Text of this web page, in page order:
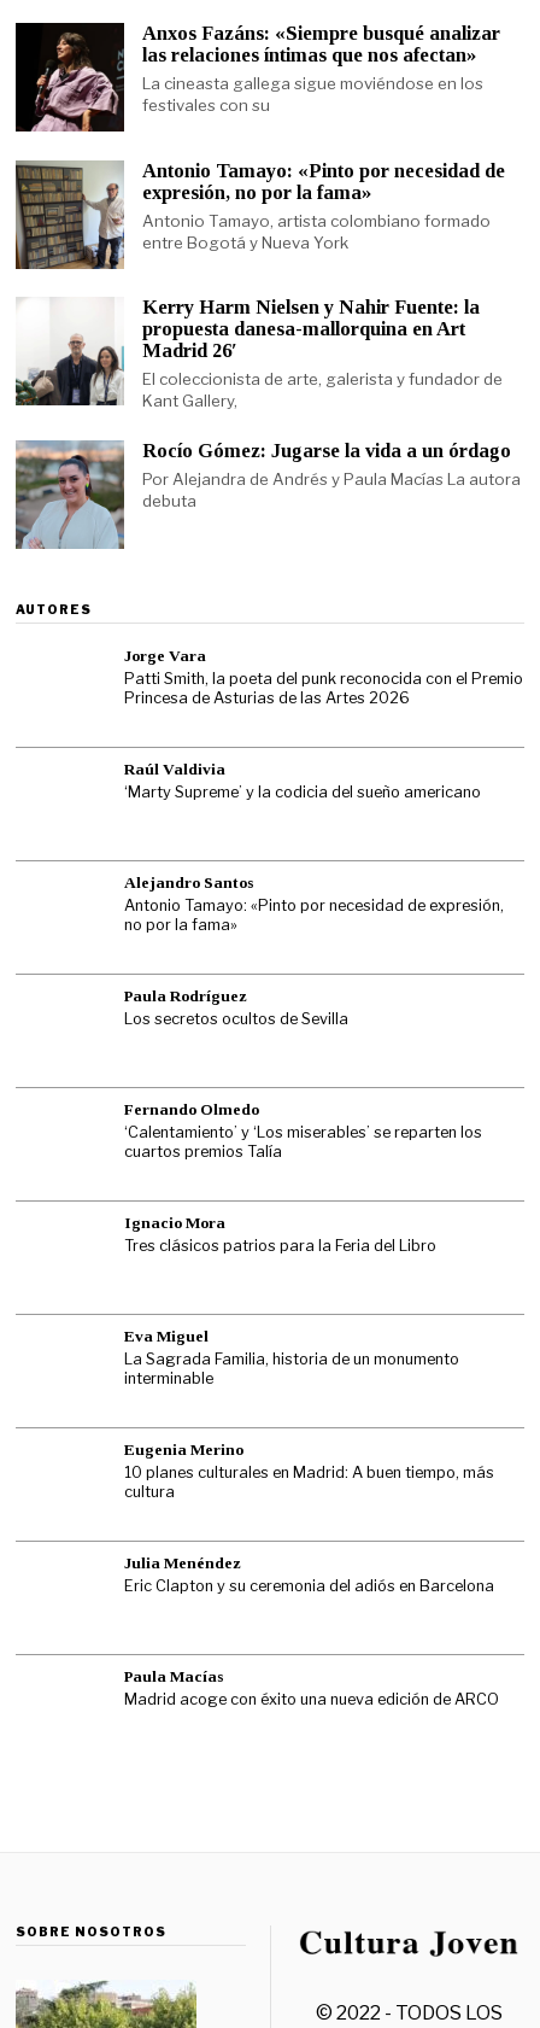
Anxos Fazáns: «Siempre busqué analizar
las relaciones íntimas que nos afectan»
La cineasta gallega sigue moviéndose en los
festivales con su
Antonio Tamayo: «Pinto por necesidad de
expresión, no por la fama»
Antonio Tamayo, artista colombiano formado
entre Bogotá y Nueva York
Kerry Harm Nielsen y Nahir Fuente: la
propuesta danesa-mallorquina en Art
Madrid 26′
El coleccionista de arte, galerista y fundador de
Kant Gallery,
Rocío Gómez: Jugarse la vida a un órdago
Por Alejandra de Andrés y Paula Macías La autora
debuta
AUTORES
Jorge Vara
Patti Smith, la poeta del punk reconocida con el Premio
Princesa de Asturias de las Artes 2026
Raúl Valdivia
‘Marty Supreme’ y la codicia del sueño americano
Alejandro Santos
Antonio Tamayo: «Pinto por necesidad de expresión,
no por la fama»
Paula Rodríguez
Los secretos ocultos de Sevilla
Fernando Olmedo
‘Calentamiento’ y ‘Los miserables’ se reparten los
cuartos premios Talía
Ignacio Mora
Tres clásicos patrios para la Feria del Libro
Eva Miguel
La Sagrada Familia, historia de un monumento
interminable
Eugenia Merino
10 planes culturales en Madrid: A buen tiempo, más
cultura
Julia Menéndez
Eric Clapton y su ceremonia del adiós en Barcelona
Paula Macías
Madrid acoge con éxito una nueva edición de ARCO
SOBRE NOSOTROS
© 2022 - TODOS LOS